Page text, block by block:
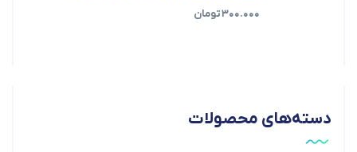
۳۰۰.۰۰۰تومان
دسته‌های محصولات